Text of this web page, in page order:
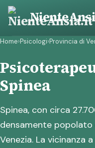
Vai
contenuto
Home›Psicologi›Provincia di
Spinea
Spinea, con circa
densamente
Venezia. La vicinanza